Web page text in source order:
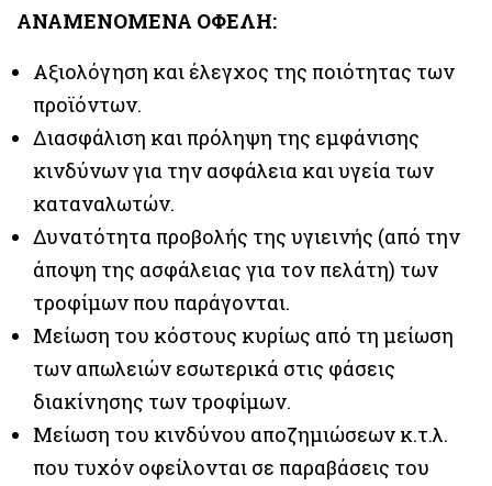
ΑΝΑΜΕΝΟΜΕΝΑ ΟΦΕΛΗ:
Αξιολόγηση και έλεγχος της ποιότητας των
προϊόντων.
Διασφάλιση και πρόληψη της εμφάνισης
κινδύνων για την ασφάλεια και υγεία των
καταναλωτών.
Δυνατότητα προβολής της υγιεινής (από την
άποψη της ασφάλειας για τον πελάτη) των
τροφίμων που παράγονται.
Μείωση του κόστους κυρίως από τη μείωση
των απωλειών εσωτερικά στις φάσεις
διακίνησης των τροφίμων.
Μείωση του κινδύνου αποζημιώσεων κ.τ.λ.
που τυχόν οφείλονται σε παραβάσεις του